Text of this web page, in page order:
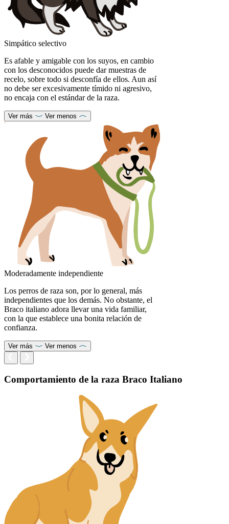
Simpático selectivo
Es afable y amigable con los suyos, en cambio
con los desconocidos puede dar muestras de
recelo, sobre todo si desconfía de ellos. Aun así
no debe ser excesivamente tímido ni agresivo,
no encaja con el estándar de la raza.
Ver más Ver menos
Moderadamente independiente
Los perros de raza son, por lo general, más
independientes que los demás. No obstante, el
Braco italiano adora llevar una vida familiar,
con la que establece una bonita relación de
confianza.
Ver más Ver menos
Comportamiento de la raza Braco Italiano